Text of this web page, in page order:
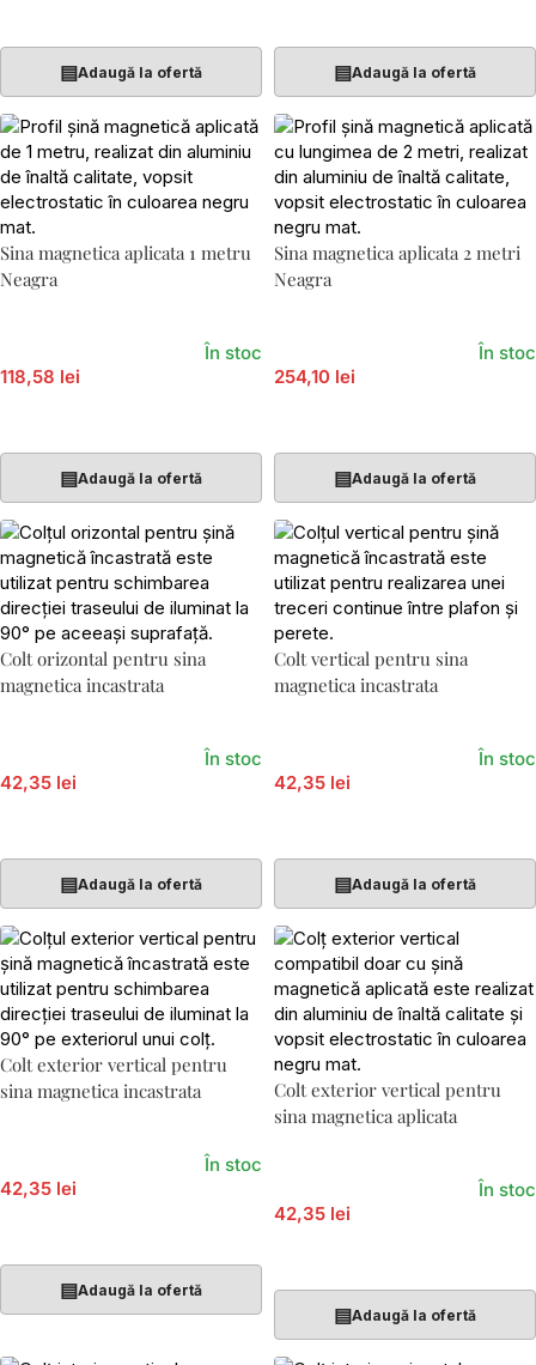
▤Adaugă la ofertă ▤Adaugă la ofertă
Sina magnetica aplicata 1 metru
Neagra
118,58 lei
În stoc
▤Adaugă la ofertă
Sina magnetica aplicata 2 metri
Neagra
254,10 lei
În stoc
▤Adaugă la ofertă
Colt orizontal pentru sina
magnetica incastrata
42,35 lei
În stoc
▤Adaugă la ofertă
Colt vertical pentru sina
magnetica incastrata
42,35 lei
În stoc
▤Adaugă la ofertă
Colt exterior vertical pentru
sina magnetica incastrata
42,35 lei
În stoc
▤Adaugă la ofertă
Colt exterior vertical pentru
sina magnetica aplicata
42,35 lei
În stoc
▤Adaugă la ofertă